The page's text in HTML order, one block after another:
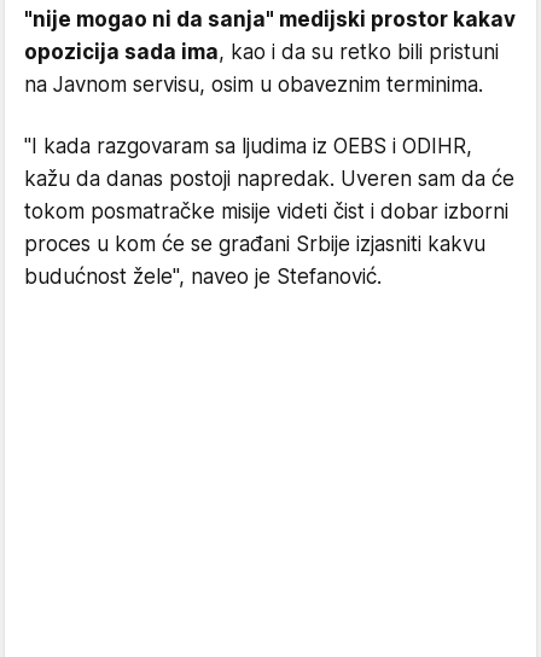
"nije mogao ni da sanja" medijski prostor kakav
opozicija sada ima, kao i da su retko bili pristuni
na Javnom servisu, osim u obaveznim terminima.
"I kada razgovaram sa ljudima iz OEBS i ODIHR,
kažu da danas postoji napredak. Uveren sam da će
tokom posmatračke misije videti čist i dobar izborni
proces u kom će se građani Srbije izjasniti kakvu
budućnost žele", naveo je Stefanović.